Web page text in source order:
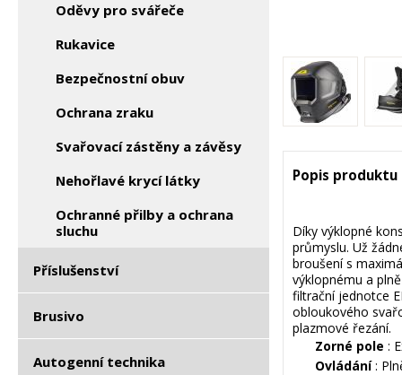
Oděvy pro svářeče
Rukavice
Bezpečnostní obuv
Ochrana zraku
Svařovací zástěny a závěsy
Nehořlavé krycí látky
Ochranné přilby a ochrana
sluchu
Příslušenství
Brusivo
Autogenní technika
Popis produktu
Díky výklopné
průmyslu. Už
broušení s
výklopnému a
filtrační jednotce
obloukového
plazmové řezání.
Zorné pole :
Ovládání: